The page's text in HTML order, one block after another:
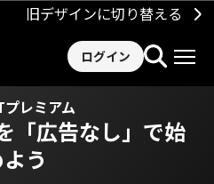
旧デザインに切り替える
ログイン
プレミアム
「広告なし」で始
う